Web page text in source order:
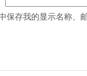
保存我的显示名称、